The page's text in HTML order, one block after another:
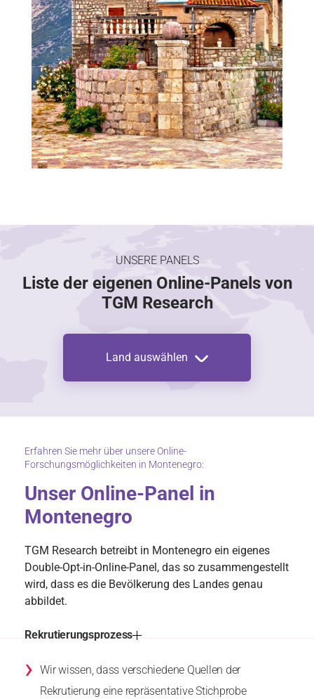
UNSERE PANELS
Liste der eigenen Online-Panels von
TGM Research
Land auswählen
Erfahren Sie mehr über unsere Online-
Forschungsmöglichkeiten in Montenegro:
Unser Online-Panel in
Montenegro
TGM Research betreibt in Montenegro ein eigenes
Double-Opt-in-Online-Panel, das so zusammengestellt
wird, dass es die Bevölkerung des Landes genau
abbildet.
Rekrutierungsprozess
› Wir wissen, dass verschiedene Quellen der
Rekrutierung eine repräsentative Stichprobe